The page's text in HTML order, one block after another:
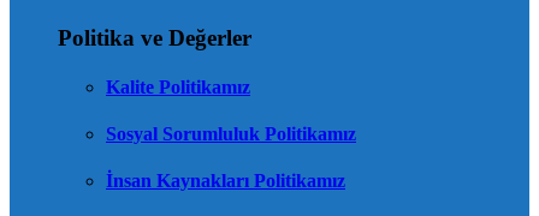
Politika ve Değerler
Kalite Politikamız
Sosyal Sorumluluk Politikamız
İnsan Kaynakları Politikamız